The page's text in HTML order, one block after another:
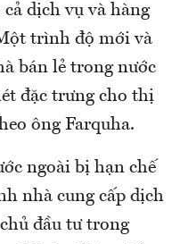
dịch vụ và hàng
trình độ mới và
bán lẻ trong nước
đặc trưng cho thị
ông Farquha.
ngoài bị hạn chế
nhà cung cấp dịch
đầu tư trong